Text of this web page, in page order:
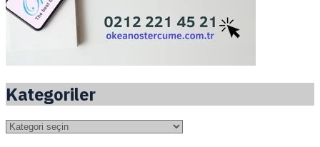
Kategoriler
Kategoriler